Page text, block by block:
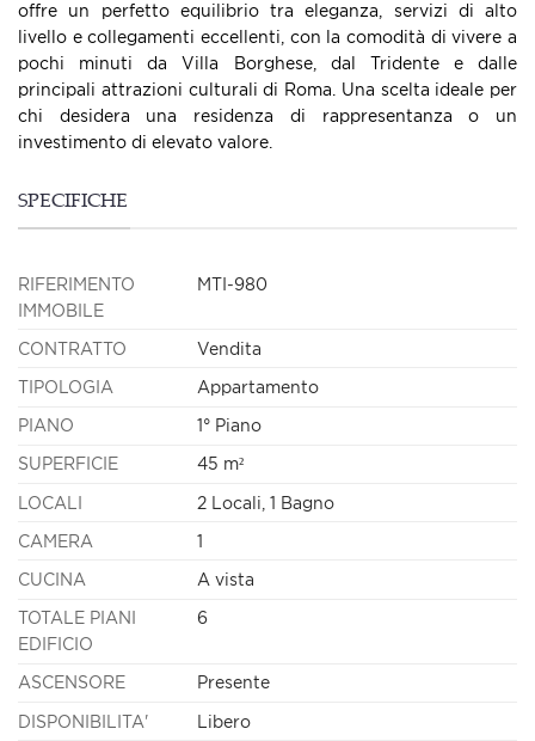
offre un perfetto equilibrio tra eleganza, servizi di alto
livello e collegamenti eccellenti, con la comodità di vivere a
pochi minuti da Villa Borghese, dal Tridente e dalle
principali attrazioni culturali di Roma. Una scelta ideale per
chi desidera una residenza di rappresentanza o un
investimento di elevato valore.
SPECIFICHE
RIFERIMENTO
IMMOBILE
MTI-980
CONTRATTO Vendita
TIPOLOGIA Appartamento
PIANO 1° Piano
SUPERFICIE 45 m²
LOCALI 2 Locali, 1 Bagno
CAMERA 1
CUCINA A vista
TOTALE PIANI
EDIFICIO
6
ASCENSORE Presente
DISPONIBILITA' Libero